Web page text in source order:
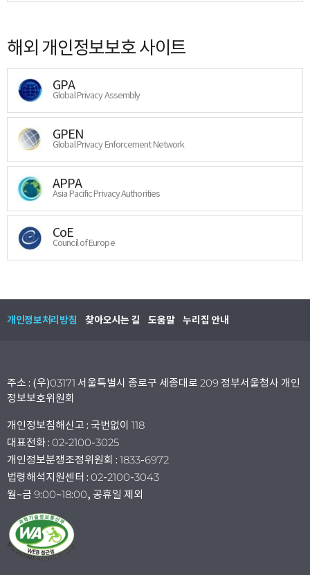
해외 개인정보보호 사이트
GPA
Global Privacy Assembly
GPEN
Global Privacy Enforcement Network
APPA
Asia Pacific Privacy Authorities
CoE
Council of Europe
개인정보처리방침 찾아오시는 길 도움말 누리집 안내
주소 : (우)03171 서울특별시 종로구 세종대로 209 정부서울청사 개인
정보보호위원회
개인정보침해신고 : 국번없이 118
대표전화 : 02-2100-3025
개인정보분쟁조정위원회 : 1833-6972
법령해석지원센터 : 02-2100-3043
월~금 9:00~18:00, 공휴일 제외